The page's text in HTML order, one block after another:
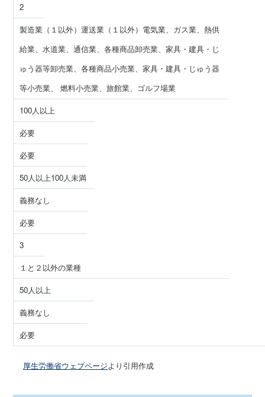
2
製造業（１以外）運送業（１以外）電気業、ガス業、熱供
給業、水道業、通信業、各種商品卸売業、家具・建具・じ
ゅう器等卸売業、各種商品小売業、家具・建具・じゅう器
等小売業、 燃料小売業、旅館業、ゴルフ場業
100人以上
必要
必要
50人以上100人未満
義務なし
必要
3
１と２以外の業種
50人以上
義務なし
必要
厚生労働省ウェブページより引用作成